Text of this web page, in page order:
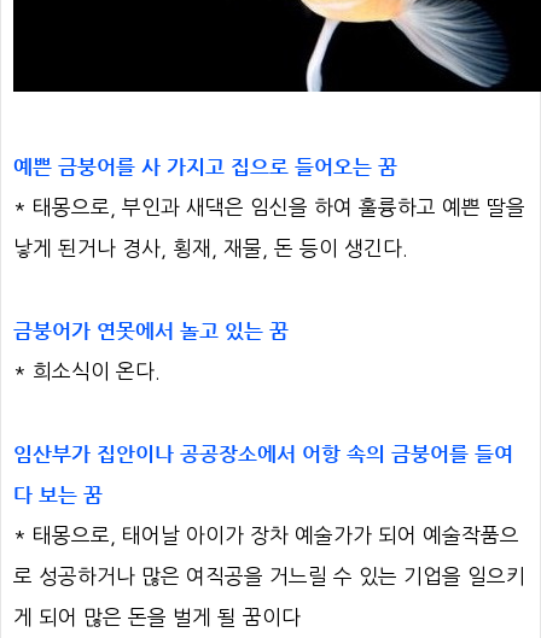
예쁜 금붕어를 사 가지고 집으로 들어오는 꿈
* 태몽으로, 부인과 새댁은 임신을 하여 훌륭하고 예쁜 딸을
낳게 된거나 경사, 횡재, 재물, 돈 등이 생긴다.
금붕어가 연못에서 놀고 있는 꿈
* 희소식이 온다.
임산부가 집안이나 공공장소에서 어항 속의 금붕어를 들여
다 보는 꿈
* 태몽으로, 태어날 아이가 장차 예술가가 되어 예술작품으
로 성공하거나 많은 여직공을 거느릴 수 있는 기업을 일으키
게 되어 많은 돈을 벌게 될 꿈이다